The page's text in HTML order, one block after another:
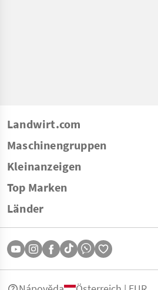
Landwirt.com
Maschinengruppen
Kleinanzeigen
Top Marken
Länder